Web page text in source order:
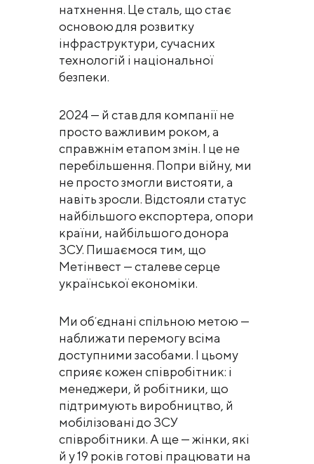
натхнення. Це сталь, що стає
основою для розвитку
інфраструктури, сучасних
технологій і національної
безпеки.
2024 — й став для компанії не
просто важливим роком, а
справжнім етапом змін. І це не
перебільшення. Попри війну, ми
не просто змогли вистояти, а
навіть зросли. Відстояли статус
найбільшого експортера, опори
країни, найбільшого донора
ЗСУ. Пишаємося тим, що
Метінвест — сталеве серце
української економіки.
Ми обʼєднані спільною метою —
наближати перемогу всіма
доступними засобами. І цьому
сприяє кожен співробітник: і
менеджери, й робітники, що
підтримують виробництво, й
мобілізовані до ЗСУ
співробітники. А ще — жінки, які
й у 19 років готові працювати на